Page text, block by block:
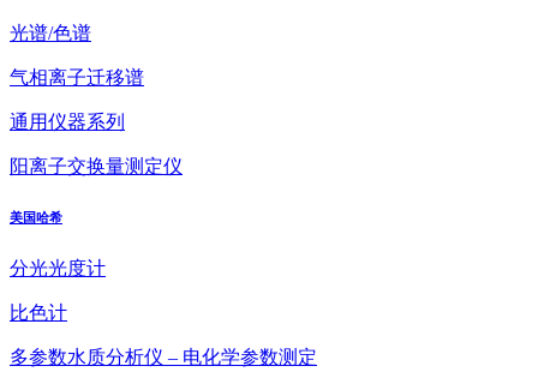
光谱/色谱
气相离子迁移谱
通用仪器系列
阳离子交换量测定仪
美国哈希
分光光度计
比色计
多参数水质分析仪 – 电化学参数测定